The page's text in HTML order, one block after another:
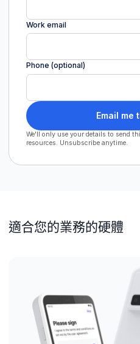
Work email
Phone (optional)
Email me
We'll only use your details to send
resources. Unsubscribe anytime.
適合您的業務的硬體